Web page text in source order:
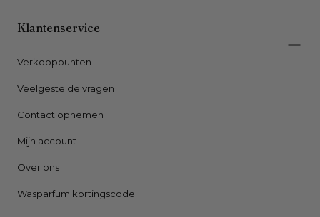
Klantenservice
Verkooppunten
Veelgestelde vragen
Contact opnemen
Mijn account
Over ons
Wasparfum kortingscode